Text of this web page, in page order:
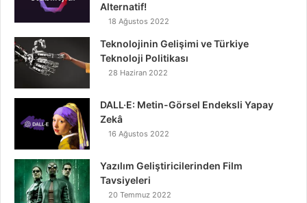
Alternatif!
18 Ağustos 2022
Teknolojinin Gelişimi ve Türkiye
Teknoloji Politikası
28 Haziran 2022
DALL·E: Metin-Görsel Endeksli Yapay
Zekâ
16 Ağustos 2022
Yazılım Geliştiricilerinden Film
Tavsiyeleri
20 Temmuz 2022